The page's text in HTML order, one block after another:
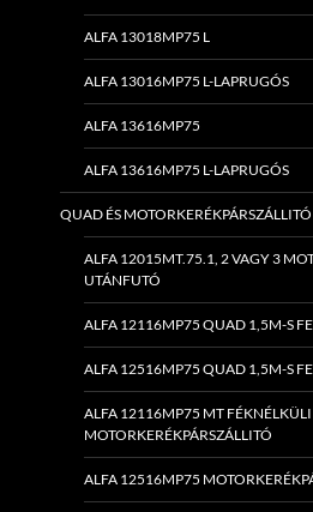
ALFA 13018MP75 L
ALFA 13016MP75 L-LAPRUGÓS
ALFA 13616MP75
ALFA 13616MP75 L-LAPRUGÓS
QUAD ÉS
ALFA 12015MT.75.1, 2 VAGY 3
UTÁNFUTÓ
ALFA 12116MP75 QUAD 1,5M-S
ALFA 12516MP75 QUAD 1,5M-S
ALFA 12116MP75 MT FÉKNÉLKÜLI
MOTORKERÉKPÁRSZÁLLITÓ
ALFA 12516MP75